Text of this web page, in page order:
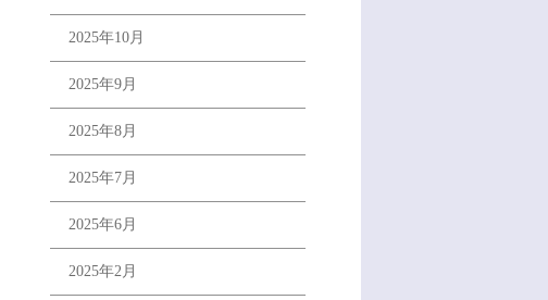
2025年10月
2025年9月
2025年8月
2025年7月
2025年6月
2025年2月